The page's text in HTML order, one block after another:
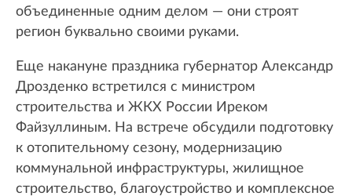
объединенные одним делом — они строят
регион буквально своими руками.
Еще накануне праздника губернатор Александр
Дрозденко встретился с министром
строительства и ЖКХ России Иреком
Файзуллиным. На встрече обсудили подготовку
к отопительному сезону, модернизацию
коммунальной инфраструктуры, жилищное
строительство, благоустройство и комплексное